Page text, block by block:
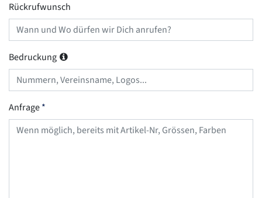
Rückrufwunsch
Bedruckung
Anfrage